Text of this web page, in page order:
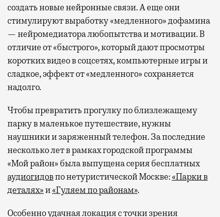
создать новые нейронные связи. А еще они
стимулируют выработку «медленного» дофамина
— нейромедиатора любопытства и мотивации. В
отличие от «быстрого», который дают просмотры
коротких видео в соцсетях, компьютерные игры и
сладкое, эффект от «медленного» сохраняется
надолго.
Чтобы превратить прогулку по близлежащему
парку в маленькое путешествие, нужны
наушники и заряженный телефон. За последние
несколько лет в рамках городской программы
«Мой район» была выпущена серия бесплатных
аудиогидовпо нетуристической Москве:«Парки в
деталях»и«Гуляем по районам».
Особенно удачная локация с точки зрения